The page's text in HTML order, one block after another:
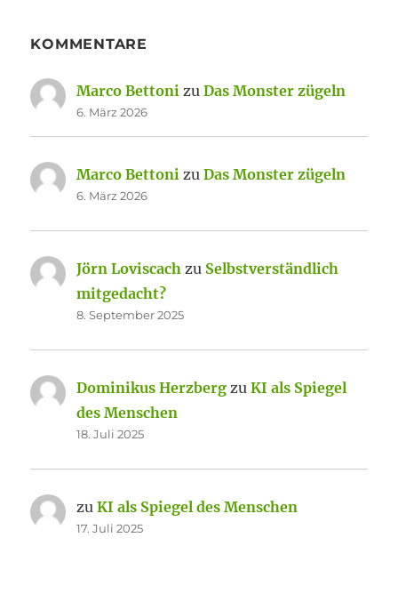
KOMMENTARE
Marco Bettoni zuDas Monster zügeln
6. März 2026
Marco Bettoni zuDas Monster zügeln
6. März 2026
Jörn Loviscach zu Selbstverständlich
mitgedacht?
8. September 2025
Dominikus Herzberg zuKI als Spiegel
des Menschen
18. Juli 2025
zuKI als Spiegel des Menschen
17. Juli 2025